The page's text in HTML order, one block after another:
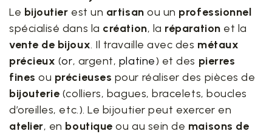
Le bijoutier est un artisanou un professionnel
spécialisé dans la création, la réparation et la
vente de bijoux. Il travaille avec des métaux
précieux (or, argent, platine) et des pierres
finesou précieuses pour réaliser des pièces de
bijouterie (colliers, bagues, bracelets, boucles
d’oreilles, etc.). Le bijoutier peut exercer en
atelier, en boutiqueou au sein de maisons de